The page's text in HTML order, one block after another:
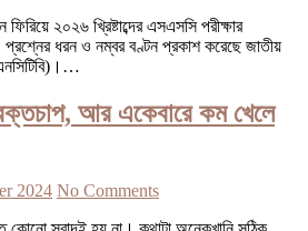
২০২৬ খ্রিষ্টাব্দের এসএসসি পরীক্ষার
প্রশ্নের ধরন ও নম্বর বণ্টন প্রকাশ করেছে জাতীয়
আর একেবারে কম খেলে
2024 No Comments